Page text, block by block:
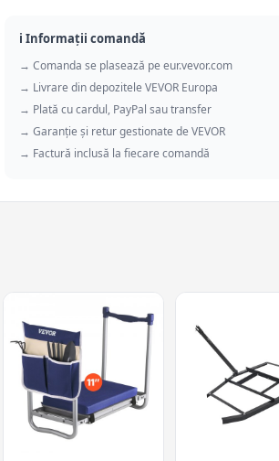
ℹ️ Informații comandă
→ Comanda se plasează pe eur.vevor.com
→ Livrare din depozitele VEVOR Europa
→ Plată cu cardul, PayPal sau transfer
→ Garanție și retur gestionate de VEVOR
→ Factură inclusă la fiecare comandă